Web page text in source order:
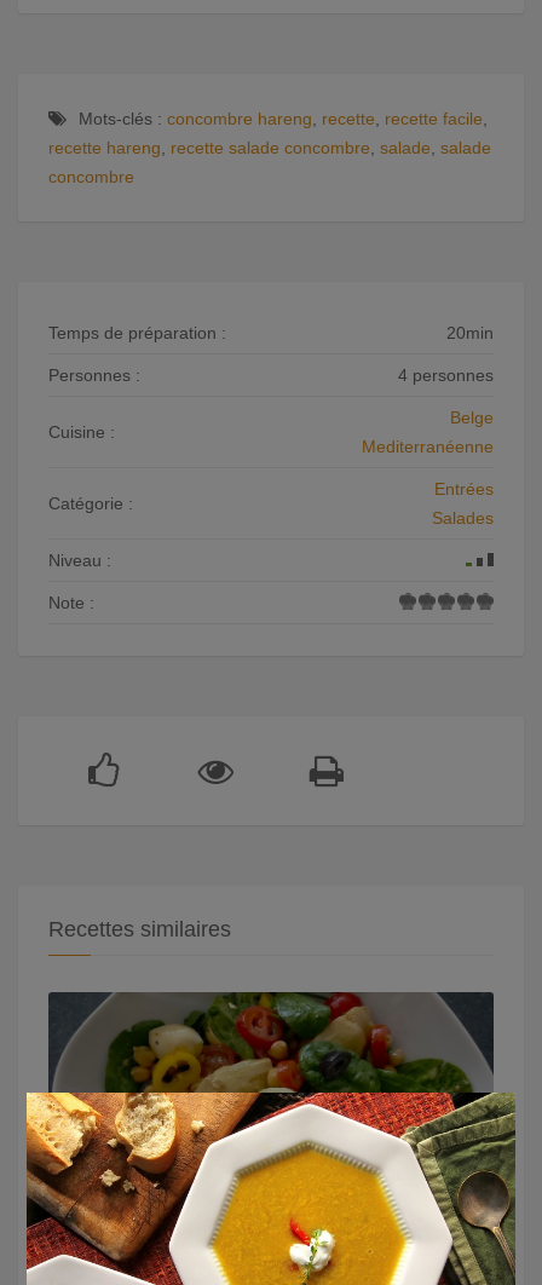
Mots-clés : concombre hareng recette recette facile
recette hareng
recette salade concombre salade salade
concombre
Temps de préparation : 20min
Personnes : 4 personnes
Cuisine :
Belge
Mediterranéenne
Catégorie :
Entrées
Salades
Niveau :
Note :
Recettes similaires
Salade antipasti
×